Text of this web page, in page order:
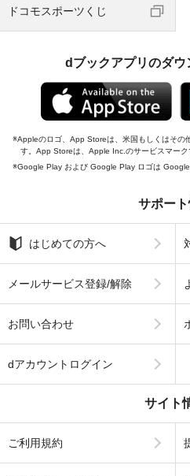
ドコモスポーツくじ
dブックアプリのダウ
Appleのロゴ、App Storeは、米国もしくはその
す。App Storeは、Apple Inc.のサービスマーク
Google Play および Google Play ロゴは Google
サポー
はじめての方へ
メールサービス登録/解除
お問い合わせ
dアカウントログイン
サイト
ご利用規約